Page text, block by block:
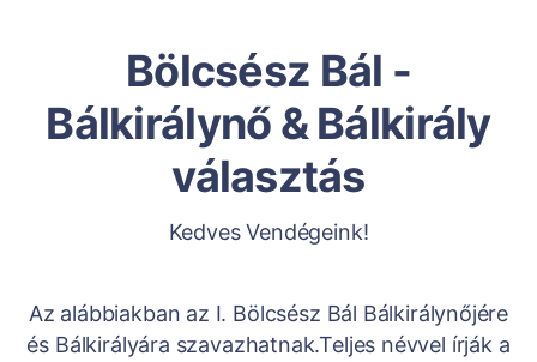
Bölcsész Bál -
Bálkirálynő & Bálkirály
választás
Kedves Vendégeink!
Az alábbiakban az I. Bölcsész Bál Bálkirálynőjére
és Bálkirályára szavazhatnak.Teljes névvel írják a